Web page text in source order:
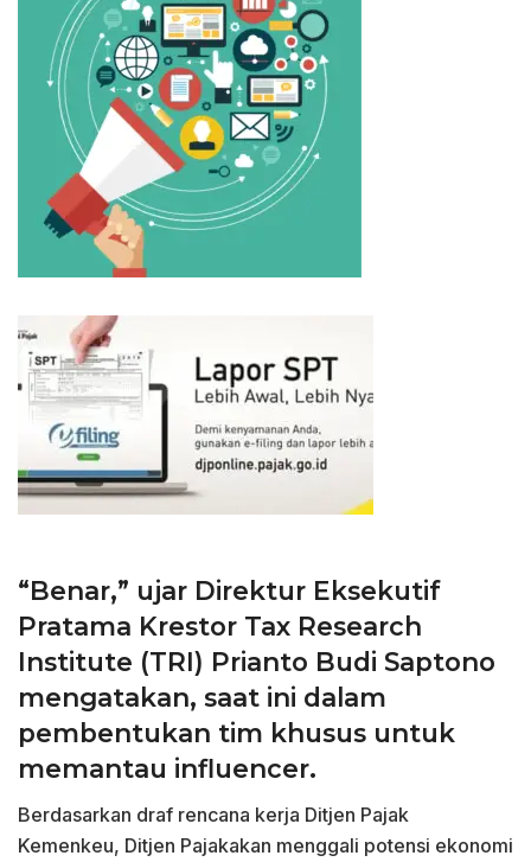
“Benar,” ujar Direktur Eksekutif
Pratama Krestor Tax Research
Institute (TRI) Prianto Budi Saptono
mengatakan, saat ini dalam
pembentukan tim khusus untuk
memantau influencer.
Berdasarkan draf rencana kerja Ditjen Pajak
Kemenkeu, Ditjen Pajakakan menggali potensi ekonomi